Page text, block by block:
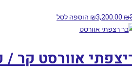
₪
₪3,200.00
הוספה לסל
אוורסט קר /